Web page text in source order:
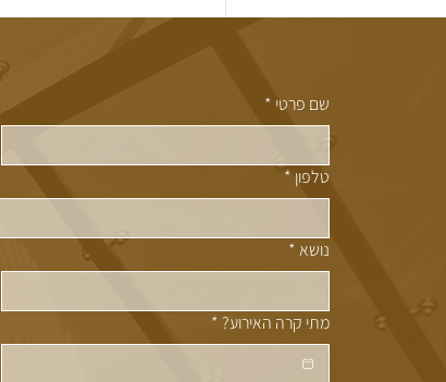
שם פרטי *
טלפון *
נושא*
מתי קרה האירוע?*